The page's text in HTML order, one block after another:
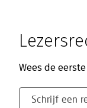
Wees de
Schrijf een